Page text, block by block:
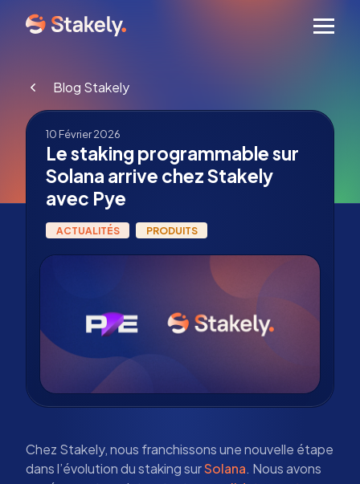
Blog Stakely
10 Février 2026
Le staking programmable sur
Solana arrive chez Stakely
avec Pye
ACTUALITÉS PRODUITS
Chez Stakely, nous franchissons une nouvelle étape
dans l’évolution du staking surSolana. Nous avons